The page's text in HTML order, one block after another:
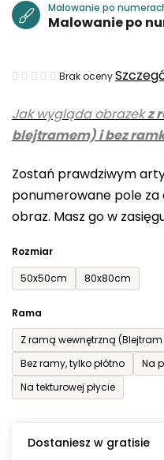
Jak wygląda obrazekz
blejtramem) i bez
Zostań prawdziwym
ponumerowane pole za
obraz. Masz go w
Rozmiar
50x50cm
80x80cm
Rama
Z ramą wewnętrzną
Bez ramy, tylko płótno
Na
Na tekturowej płycie
Dostaniesz w gratisie
Malowanie po
Malowanie po
Średnia
produktu
wynosi
na
5
gwiazdek.
Brak oceny